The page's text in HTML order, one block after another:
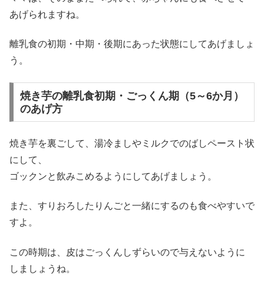
あげられますね。
離乳食の初期・中期・後期にあった状態にしてあげましょ
う。
焼き芋の離乳食初期・ごっくん期（5～6か月）
のあげ方
焼き芋を裏ごして、湯冷ましやミルクでのばしペースト状
にして、
ゴックンと飲みこめるようにしてあげましょう。
また、すりおろしたりんごと一緒にするのも食べやすいで
すよ。
この時期は、皮はごっくんしずらいので与えないように
しましょうね。